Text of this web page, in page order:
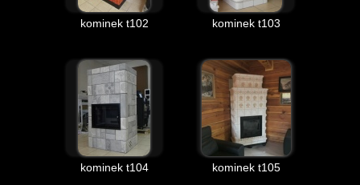
kominek t102 kominek t103
kominek t104 kominek t105